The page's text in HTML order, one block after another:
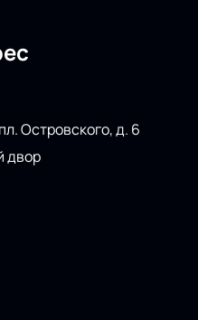
Островского, д. 6
двор